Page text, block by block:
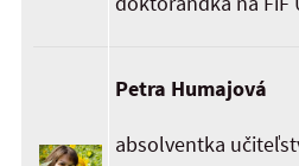
Petra Humajová
absolventka